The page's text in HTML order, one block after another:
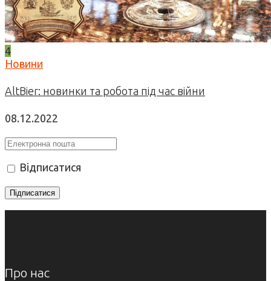
4
Новини
AltBier: новинки та робота під час війни
08.12.2022
Відписатися
Про нас